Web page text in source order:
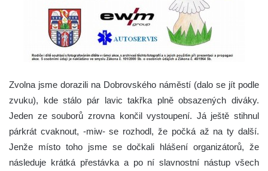
Zvolna jsme dorazili na Dobrovského náměstí (dalo se jít podle
zvuku), kde stálo pár lavic takřka plně obsazených diváky.
Jeden ze souborů zrovna končil vystoupení. Já ještě stihnul
párkrát cvaknout, -miw- se rozhodl, že počká až na ty další.
Jenže místo toho jsme se dočkali hlášení organizátorů, že
následuje krátká přestávka a po ní slavnostní nástup všech